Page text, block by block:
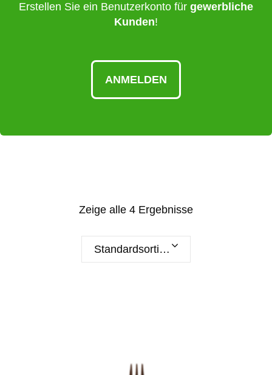
Erstellen Sie ein Benutzerkonto für gewerbliche
Kunden!
ANMELDEN
Zeige alle 4 Ergebnisse
Standardsortierung